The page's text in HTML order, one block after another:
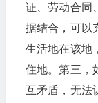
证、劳动合同
据结合，可以
生活地在该地
住地。第三，
互矛盾，无法